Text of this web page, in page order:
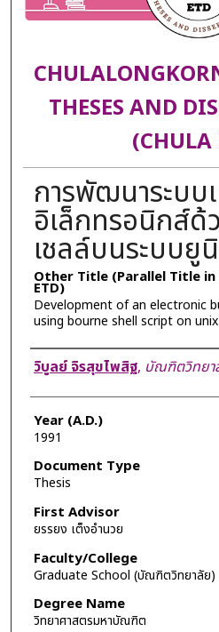
THESES AND
(CHULA
การพัฒนาระบบ
อิเล็กทรอนิกส์ด้
เชลล์บนระบบยู
Other Title (Parallel Title
ETD)
Development of an electronic
using bourne shell script on
Author
วิบูลย์ จิรสุขไพสิฐ, บัณฑิตวิทยา
Year (A.D.)
1991
Document Type
Thesis
First Advisor
ยรรยง เต็งอำนวย
Faculty/College
Graduate School (บัณฑิตวิทยาลัย)
Degree Name
วิทยาศาสตรมหาบัณฑิต